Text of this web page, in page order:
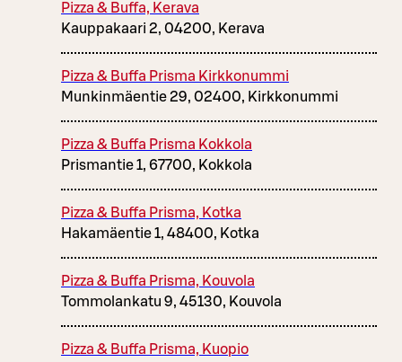
Pizza & Buffa, Kerava
Kauppakaari 2, 04200, Kerava
Pizza & Buffa Prisma Kirkkonummi
Munkinmäentie 29, 02400, Kirkkonummi
Pizza & Buffa Prisma Kokkola
Prismantie 1, 67700, Kokkola
Pizza & Buffa Prisma, Kotka
Hakamäentie 1, 48400, Kotka
Pizza & Buffa Prisma, Kouvola
Tommolankatu 9, 45130, Kouvola
Pizza & Buffa Prisma, Kuopio